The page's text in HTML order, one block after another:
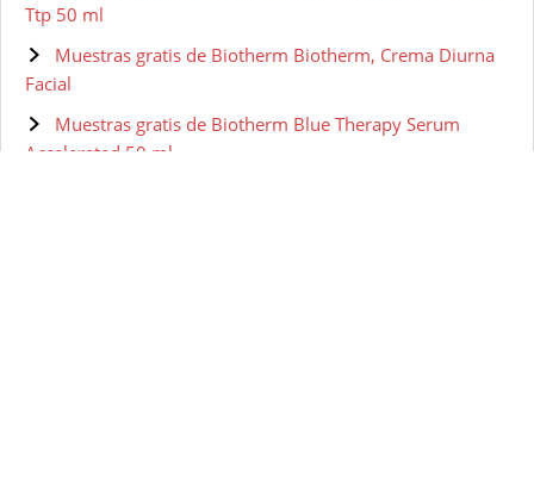
Ttp 50 ml
Muestras gratis de Biotherm Biotherm, Crema Diurna
Facial
Muestras gratis de Biotherm Blue Therapy Serum
Accelerated 50 ml